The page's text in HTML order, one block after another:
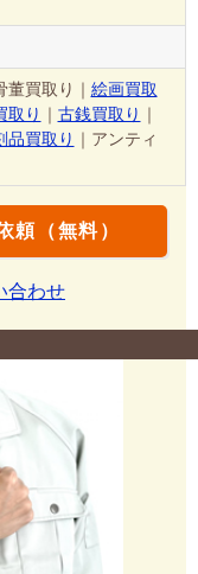
董買取り｜ 絵画買取
取り ｜ 古銭買取り ｜
品買取り ｜アンティ
頼（無料）
合わせ